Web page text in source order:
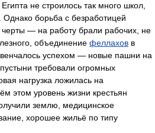
не строилось так много школ,
борьба с безработицей
— на работу брали рабочих, не
объединение феллахов в
успехом — новые пашни на
требовали огромных
нагрузка ложилась на
этом уровень жизни крестьян
землю, медицинское
хорошее жильё по типу